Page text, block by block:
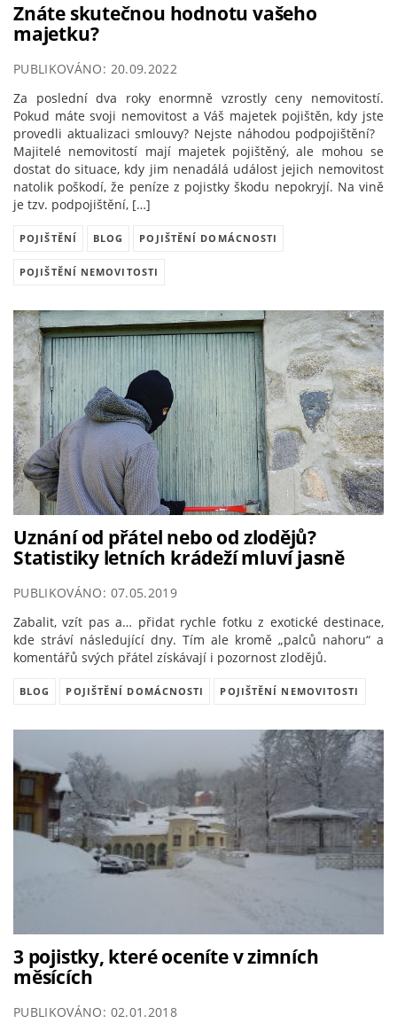
Znáte skutečnou hodnotu vašeho
majetku?
PUBLIKOVÁNO: 20.09.2022
Za poslední dva roky enormně vzrostly ceny nemovitostí.
Pokud máte svoji nemovitost a Váš majetek pojištěn, kdy jste
provedli aktualizaci smlouvy? Nejste náhodou podpojištění?
Majitelé nemovitostí mají majetek pojištěný, ale mohou se
dostat do situace, kdy jim nenadálá událost jejich nemovitost
natolik poškodí, že peníze z pojistky škodu nepokryjí. Na vině
je tzv. podpojištění, […]
POJIŠTĚNÍ BLOG POJIŠTĚNÍ DOMÁCNOSTI
POJIŠTĚNÍ NEMOVITOSTI
Uznání od přátel nebo od zlodějů?
Statistiky letních krádeží mluví jasně
PUBLIKOVÁNO: 07.05.2019
Zabalit, vzít pas a… přidat rychle fotku z exotické destinace,
kde stráví následující dny. Tím ale kromě „palců nahoru“ a
komentářů svých přátel získávají i pozornost zlodějů.
BLOG POJIŠTĚNÍ DOMÁCNOSTI POJIŠTĚNÍ NEMOVITOSTI
3 pojistky, které oceníte v zimních
měsících
PUBLIKOVÁNO: 02.01.2018